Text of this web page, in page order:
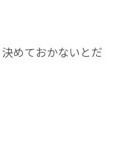
めておかないとだ